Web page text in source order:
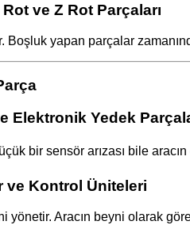
ve Z Rot Parçaları
Boşluk yapan parçalar
Elektronik Yedek
bir sensör arızası bile aracın
ve Kontrol Üniteleri
yönetir. Aracın beyni olarak